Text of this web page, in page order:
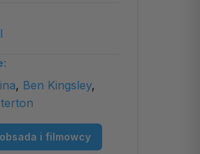
, Ben Kingsley,
obsada i filmowcy